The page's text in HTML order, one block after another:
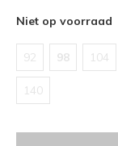
Niet op voorraad
92 98 104
140